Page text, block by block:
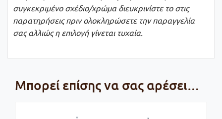
συγκεκριμένο σχέδιο/χρώμα διευκρινίστε το στις
παρατηρήσεις πριν ολοκληρώσετε την παραγγελία
σας αλλιώς η επιλογή γίνεται τυχαία.
Μπορεί επίσης να σας αρέσει…